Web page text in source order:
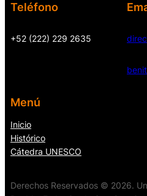
Teléfono
+52 (222) 229 2635
Menú
Inicio
Histórico
Cátedra UNESCO
Derechos Reservados © 2026.